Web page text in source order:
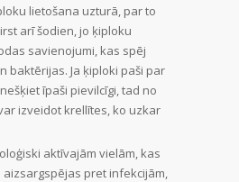
lietošana uzturā, par to
arī šodien, jo ķiploku
savienojumi, kas spēj
baktērijas. Ja ķiploki paši par
īpaši pievilcīgi, tad no
izveidot krellītes, ko uzkar
aktīvajām vielām, kas
pret infekcijām,